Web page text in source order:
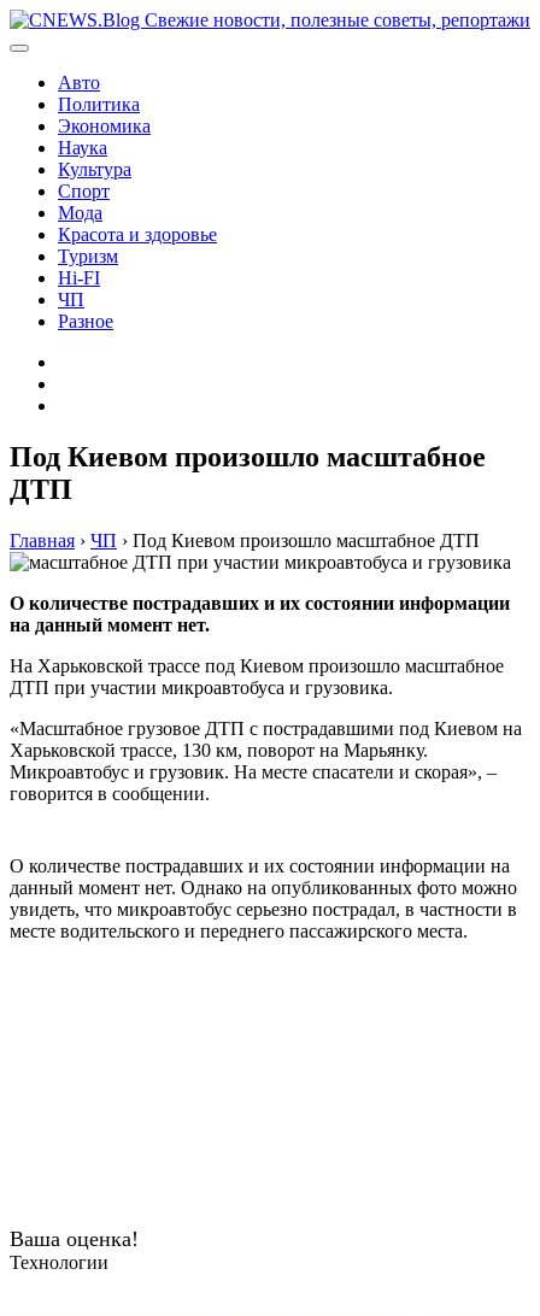
Перейти
к
Авто
Политика
Экономика
Наука
Культура
Спорт
Мода
Красота и здоровье
Туризм
Hi-FI
ЧП
Разное
Под Киевом произошло масштабное
ДТП
Главная › ЧП › Под Киевом произошло масштабное ДТП
О количестве пострадавших и их состоянии информации
на данный момент нет.
На Харьковской трассе под Киевом произошло масштабное
ДТП при участии микроавтобуса и грузовика.
«Масштабное грузовое ДТП с пострадавшими под Киевом на
Харьковской трассе, 130 км, поворот на Марьянку.
Микроавтобус и грузовик. На месте спасатели и скорая», –
говорится в сообщении.
О количестве пострадавших и их состоянии информации на
данный момент нет. Однако на опубликованных фото можно
увидеть, что микроавтобус серьезно пострадал, в частности в
месте водительского и переднего пассажирского места.
Ваша оценка!
Технологии